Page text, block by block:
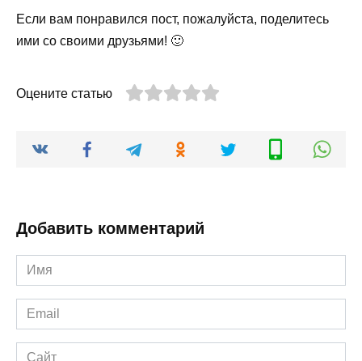
Если вам понравился пост, пожалуйста, поделитесь
ими со своими друзьями! 🙂
Оцените статью
Добавить комментарий
Имя
*
Email
*
Сайт